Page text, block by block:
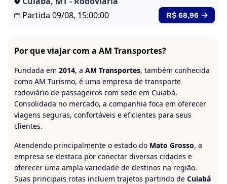
Partida 09/08, 15:00:00
R$ 68,96
Por que viajar com a AM Transportes?
Fundada em 2014, a AM Transportes, também conhecida
como AM Turismo, é uma empresa de transporte
rodoviário de passageiros com sede em Cuiabá.
Consolidada no mercado, a companhia foca em oferecer
viagens seguras, confortáveis e eficientes para seus
clientes.
Atendendo principalmente o estado do Mato Grosso, a
empresa se destaca por conectar diversas cidades e
oferecer uma ampla variedade de destinos na região.
Suas principais rotas incluem trajetos partindo de Cuiabá